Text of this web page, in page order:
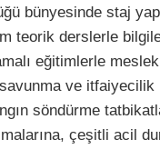
bünyesinde staj
teorik derslerle
eğitimlerle
ve itfaiyecilik
söndürme
çeşitli acil